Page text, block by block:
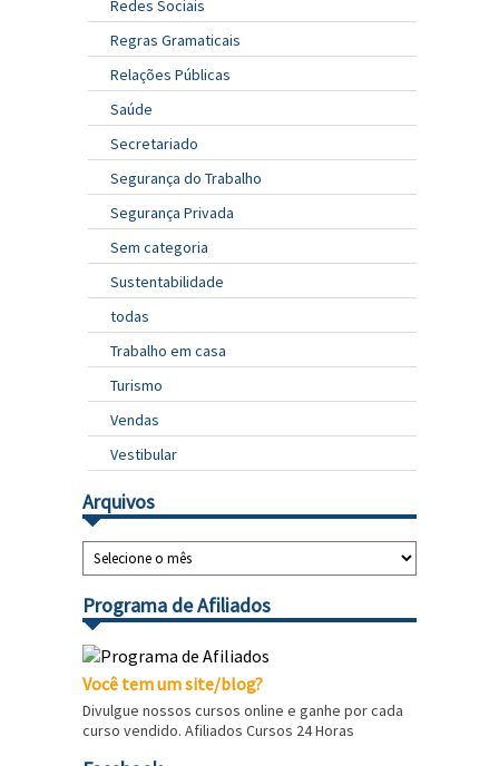
Redes Sociais
Regras Gramaticais
Relações Públicas
Saúde
Secretariado
Segurança do Trabalho
Segurança Privada
Sem categoria
Sustentabilidade
todas
Trabalho em casa
Turismo
Vendas
Vestibular
Arquivos
Programa de Afiliados
Você tem um site/blog?
Divulgue nossos cursos online e ganhe por cada
curso vendido. Afiliados Cursos 24 Horas